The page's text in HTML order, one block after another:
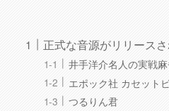
正式な音源がリリース
井手洋介名人の実戦
エポック社 カセット
つるりん君